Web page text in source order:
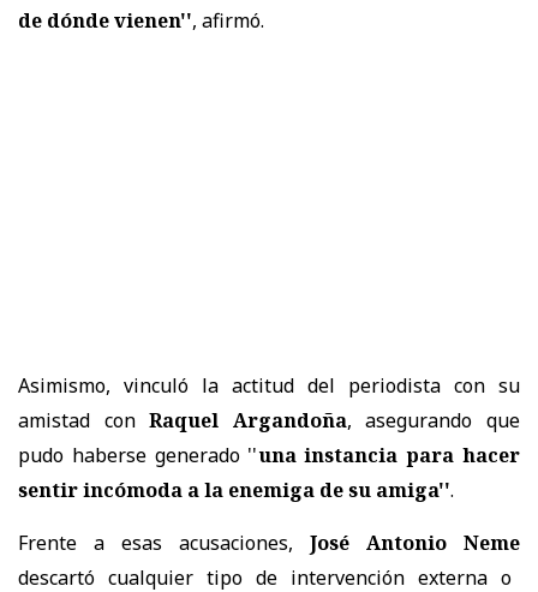
de dónde vienen'', afirmó.
Asimismo, vinculó la actitud del periodista con su
amistad conRaquel Argandoña, asegurando que
pudo haberse generado ''una instancia para hacer
sentir incómoda a la enemiga de su amiga''.
Frente a esas acusaciones, José Antonio Neme
descartó cualquier tipo de intervención externa o